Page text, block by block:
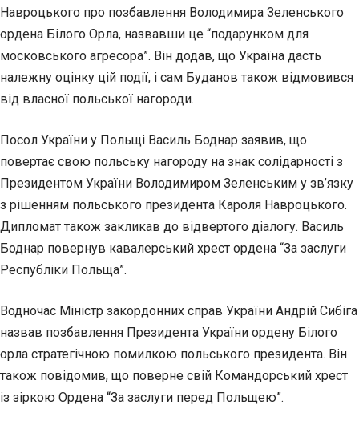
Навроцького про позбавлення Володимира Зеленського
ордена Білого Орла, назвавши це “подарунком для
московського агресора”. Він додав, що Україна дасть
належну оцінку цій події, і сам Буданов також відмовився
від власної польської нагороди.
Посол України у Польщі Василь Боднар заявив, що
повертає свою польську нагороду на знак солідарності з
Президентом України Володимиром Зеленським у зв’язку
з рішенням польського президента Кароля Навроцького.
Дипломат також закликав до відвертого діалогу. Василь
Боднар повернув кавалерський хрест ордена “За заслуги
Республіки Польща”.
Водночас Міністр закордонних справ України Андрій Сибіга
назвав позбавлення Президента України ордену Білого
орла стратегічною помилкою польського президента. Він
також повідомив, що поверне свій Командорський хрест
із зіркою Ордена “За заслуги перед Польщею”.